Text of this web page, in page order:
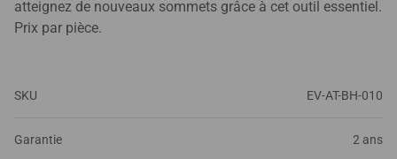
atteignez de nouveaux sommets grâce à cet outil essentiel.
Prix par pièce.
SKU EV-AT-BH-010
Garantie 2 ans